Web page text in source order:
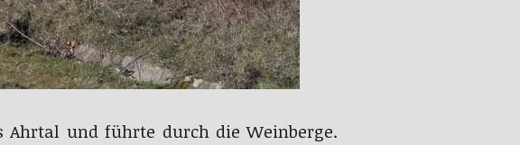
Ahrtal und führte durch die Weinberge.